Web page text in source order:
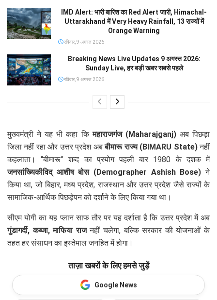
IMD Alert: भारी बारिश का Red Alert जारी, Himachal-
Uttarakhand में Very Heavy Rainfall, 13 राज्यों में
Orange Warning
रविवार, 9 अगस्त 2026
Breaking News Live Updates 9 अगस्त 2026:
Sunday Live, हर बड़ी खबर सबसे पहले
रविवार, 9 अगस्त 2026
मुख्यमंत्री ने यह भी कहा किमहाराजगंज (Maharajganj)अब पिछड़ा
जिला नहीं रहा और उत्तर प्रदेश अबबीमारू राज्य (BIMARU State)नहीं
कहलाता। “बीमारू” शब्द का प्रयोग पहली बार 1980 के दशक में
जनसांख्यिकीविद् आशीष बोस (Demographer Ashish Bose) ने
किया था, जो बिहार, मध्य प्रदेश, राजस्थान और उत्तर प्रदेश जैसे राज्यों के
सामाजिक-आर्थिक पिछड़ेपन को दर्शाने के लिए किया गया था।
सीएम योगी का यह प्लान साफ तौर पर यह दर्शाता है कि उत्तर प्रदेश में अब
गुंडागर्दी, कब्जा, माफिया राजनहीं चलेगा, बल्कि सरकार की योजनाओं के
तहत हर संसाधन का इस्तेमाल जनहित में होगा।
ताज़ा खबरों के लिए हमसे जुड़ें
Google News